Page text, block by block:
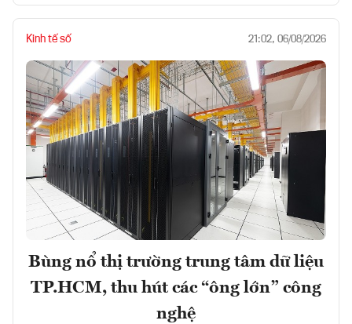
Kinh tế số 21:02, 06/08/2026
Bùng nổ thị trường trung tâm dữ liệu
TP.HCM, thu hút các “ông lớn” công
nghệ